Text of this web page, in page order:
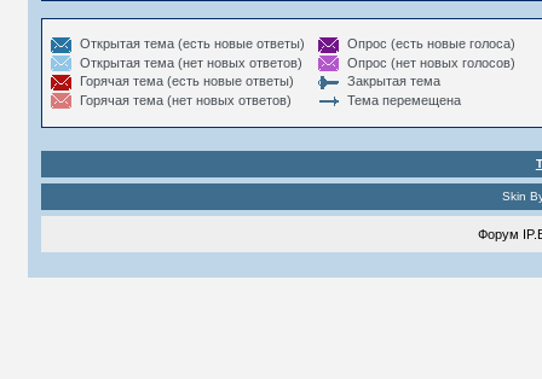
Открытая тема (есть новые ответы)
Открытая тема (нет новых ответов)
Горячая тема (есть новые ответы)
Горячая тема (нет новых ответов)
Опрос (есть новые голоса)
Опрос (нет новых голосов)
Закрытая тема
Тема перемещена
Skin
Форум